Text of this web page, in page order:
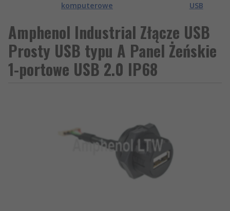
komputerowe
USB
Amphenol Industrial Złącze USB
Prosty USB typu A Panel Żeńskie
1-portowe USB 2.0 IP68